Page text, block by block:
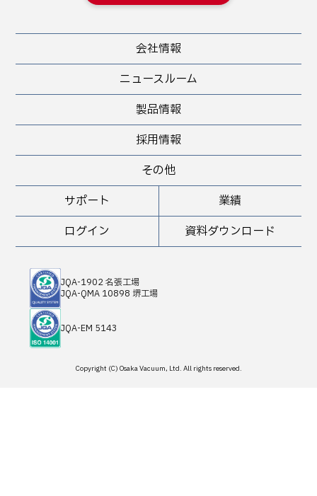
会社情報
ニュースルーム
製品情報
サポート 業績
採用情報
ログイン 資料ダウンロード
その他
JQA-1902 名張工場
JQA-QMA 10898 堺工場
JQA-EM 5143
Copyright (C) Osaka Vacuum, Ltd. All rights reserved.